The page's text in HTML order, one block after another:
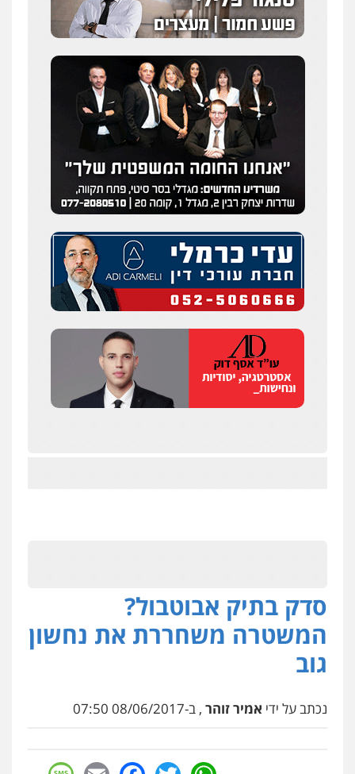
סדק בתיק אבוטבול?
המשטרה משחררת את נחשון
גוב
נכתב על ידי אמיר זוהר , ב-08/06/2017 07:50